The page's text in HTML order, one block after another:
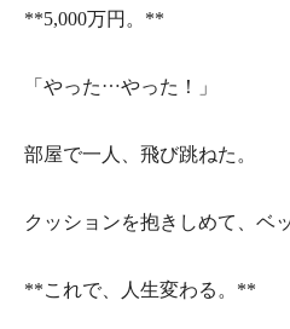
**5,000万円。**
「やった…やった！」
部屋で一人、飛び跳ねた。
クッションを抱きしめて、ベ
**これで、人生変わる。**